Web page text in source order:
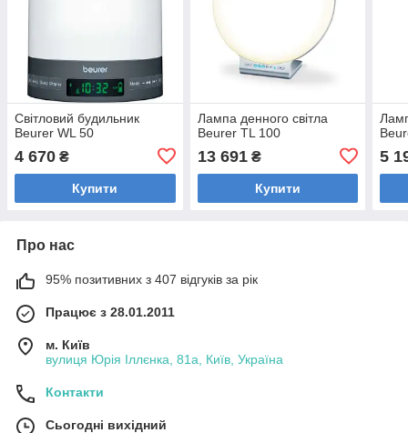
Світловий будильник
Beurer WL 50
4 670 ₴
Купити
Лампа денного світла
Beurer TL 100
13 691₴
Купити
5
Про нас
95% позитивних з 407 відгуків за рік
Працює з 28.01.2011
м. Київ
вулиця Юрія Іллєнка, 81а, Київ, Україна
Контакти
Сьогодні вихідний